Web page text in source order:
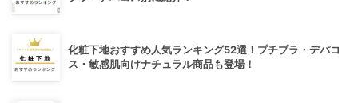
化粧下地おすすめ人気ランキング52選！プチプラ・デパコ
ス・敏感肌向けナチュラル商品も登場！